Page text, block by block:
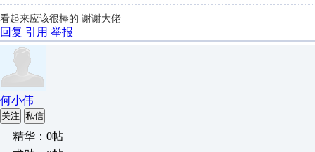
看起来应该很棒的 谢谢大佬
回复 引用 举报
何小伟
关注 私信
精华：0帖